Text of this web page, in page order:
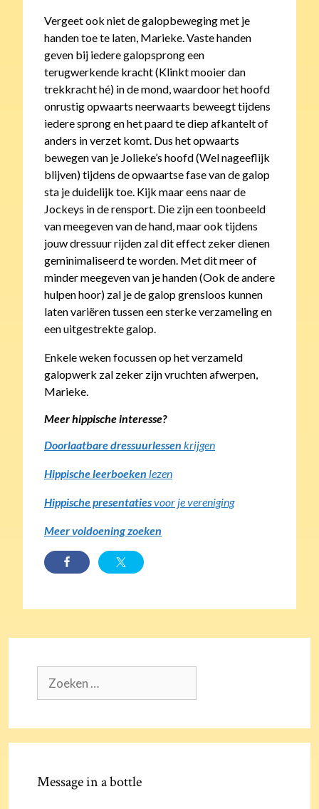
Vergeet ook niet de galopbeweging met je
handen toe te laten, Marieke. Vaste handen
geven bij iedere galopsprong een
terugwerkende kracht (Klinkt mooier dan
trekkracht hé) in de mond, waardoor het hoofd
onrustig opwaarts neerwaarts beweegt tijdens
iedere sprong en het paard te diep afkantelt of
anders in verzet komt. Dus het opwaarts
bewegen van je Jolieke’s hoofd (Wel nageeflijk
blijven) tijdens de opwaartse fase van de galop
sta je duidelijk toe. Kijk maar eens naar de
Jockeys in de rensport. Die zijn een toonbeeld
van meegeven van de hand, maar ook tijdens
jouw dressuur rijden zal dit effect zeker dienen
geminimaliseerd te worden. Met dit meer of
minder meegeven van je handen (Ook de andere
hulpen hoor) zal je de galop grensloos kunnen
laten variëren tussen een sterke verzameling en
een uitgestrekte galop.
Enkele weken focussen op het verzameld
galopwerk zal zeker zijn vruchten afwerpen,
Marieke.
Meer hippische interesse?
Doorlaatbare dressuurlessen krijgen
Hippische leerboeken lezen
Hippische presentatiesvoor je vereniging
Meer voldoening zoeken
naar:
Message in a bottle